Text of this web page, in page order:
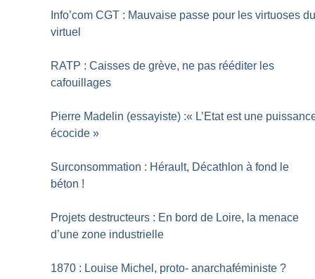
Info’com CGT : Mauvaise passe pour les virtuoses
virtuel
RATP : Caisses de grève, ne pas rééditer les
cafouillages
Pierre Madelin (essayiste) :« L’Etat est une
écocide »
Surconsommation : Hérault, Décathlon à fond le
béton !
Projets destructeurs : En bord de Loire, la menace
d’une zone industrielle
1870 : Louise Michel, proto- anarchaféministe ?